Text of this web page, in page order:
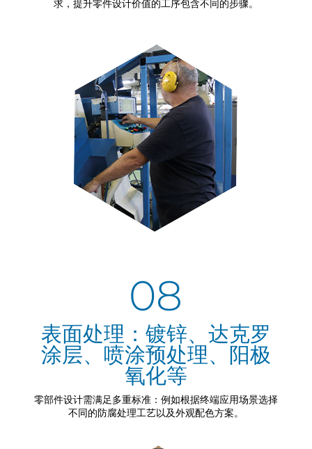
求，提升零件设计价值的工序包含不同的步骤。
08
表面处理：镀锌、达克罗
涂层、喷涂预处理、阳极
氧化等
零部件设计需满足多重标准：例如根据终端应用场景选择
不同的防腐处理工艺以及外观配色方案。